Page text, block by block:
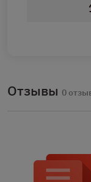
Отзывы 0